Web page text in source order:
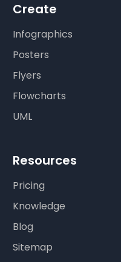
Create
Infographics
Posters
Flyers
Flowcharts
UML
Resources
Pricing
Knowledge
Blog
Sitemap